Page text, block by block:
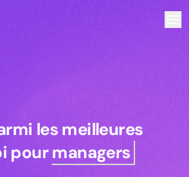
les meilleures
les meilleures
pourmanagers